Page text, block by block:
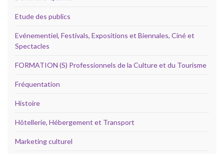
Etude des publics
Evénementiel, Festivals, Expositions et Biennales, Ciné et
Spectacles
FORMATION (S) Professionnels de la Culture et du Tourisme
Fréquentation
Histoire
Hôtellerie, Hébergement et Transport
Marketing culturel